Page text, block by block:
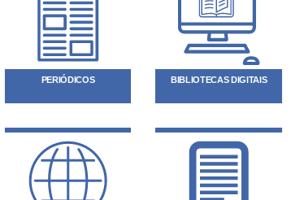
PERIÓDICOS BIBLIOTECAS DIGITAIS